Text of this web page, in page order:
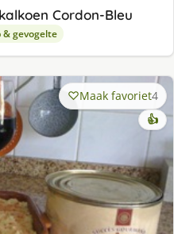
Cordon-Bleu
& gevogelte
Maak favoriet4
👍